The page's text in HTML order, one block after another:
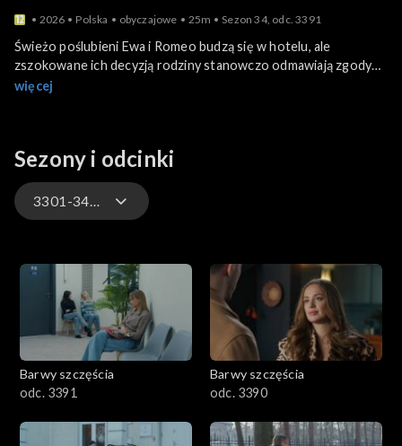
2026 Polska obyczajowe 25m Sezon 34, odc. 3391
Świeżo poślubieni Ewa i Romeo budzą się w hotelu, ale
zszokowane ich decyzją rodziny stanowczo odmawiają zgody
na wspólne zamieszkanie pary. Tymczasem źle czująca się Ola
więcej
Sezony i odcinki
3301-3400
3201-3300
3101-3200
3001-3100
2901-3000
Barwy szczęścia
odc. 3391
Barwy szczęścia
odc. 3390